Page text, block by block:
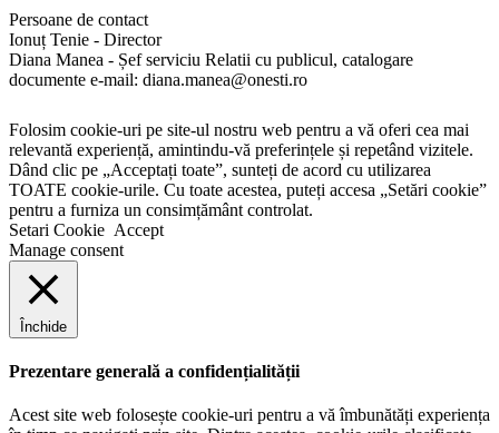
Persoane de contact
Ionuț Tenie - Director
Diana Manea - Șef serviciu Relatii cu publicul, catalogare
documente e-mail: diana.manea@onesti.ro
Folosim cookie-uri pe site-ul nostru web pentru a vă oferi cea mai
relevantă experiență, amintindu-vă preferințele și repetând vizitele.
Dând clic pe „Acceptați toate”, sunteți de acord cu utilizarea
TOATE cookie-urile. Cu toate acestea, puteți accesa „Setări cookie”
pentru a furniza un consimțământ controlat.
Setari Cookie Accept
Manage consent
Închide
Prezentare generală a confidențialității
Acest site web folosește cookie-uri pentru a vă îmbunătăți experiența